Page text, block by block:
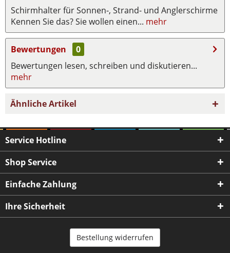
Schirmhalter für Sonnen-, Strand- und Anglerschirme
Kennen Sie das? Sie wollen einen... mehr
Bewertungen
0
Bewertungen lesen, schreiben und diskutieren...
mehr
Ähnliche Artikel
Service Hotline
Shop Service
Einfache Zahlung
Ihre Sicherheit
Bestellung widerrufen